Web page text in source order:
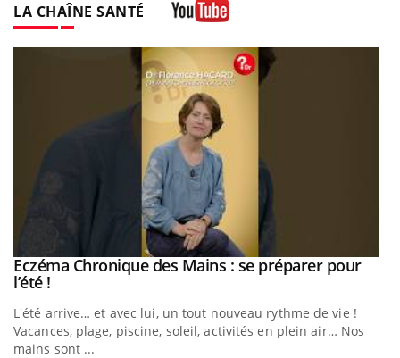
LA CHAÎNE SANTÉ
Youtube
Eczéma Chronique des Mains : se préparer pour
l’été !Youtube
L'été arrive… et avec lui, un tout nouveau rythme de vie !
Vacances, plage, piscine, soleil, activités en plein air… Nos
mains sont ...